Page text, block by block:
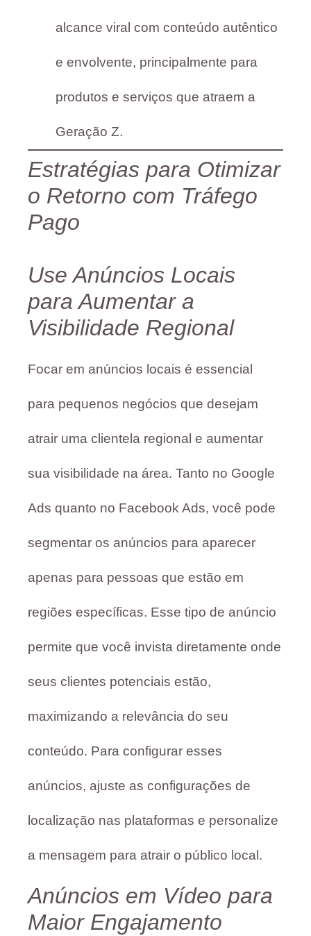
alcance viral com conteúdo autêntico
e envolvente, principalmente para
produtos e serviços que atraem a
Geração Z.
Estratégias para Otimizar
o Retorno com Tráfego
Pago
Use Anúncios Locais
para Aumentar a
Visibilidade Regional
Focar em anúncios locais é essencial
para pequenos negócios que desejam
atrair uma clientela regional e aumentar
sua visibilidade na área. Tanto no Google
Ads quanto no Facebook Ads, você pode
segmentar os anúncios para aparecer
apenas para pessoas que estão em
regiões específicas. Esse tipo de anúncio
permite que você invista diretamente onde
seus clientes potenciais estão,
maximizando a relevância do seu
conteúdo. Para configurar esses
anúncios, ajuste as configurações de
localização nas plataformas e personalize
a mensagem para atrair o público local.
Anúncios em Vídeo para
Maior Engajamento